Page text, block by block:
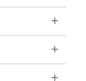
Toggle
Toggle
Toggle